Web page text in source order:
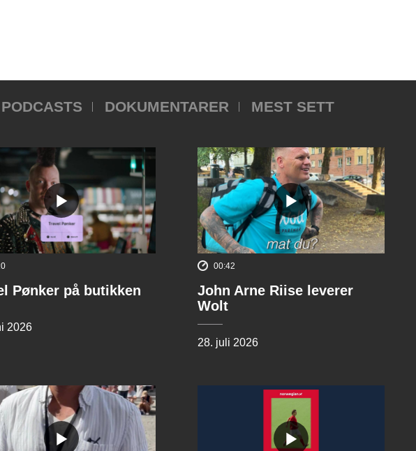
DOKUMENTARER MEST SETT
Pønker på butikken
2026
00:42
John Arne Riise leverer
Wolt
28. juli 2026